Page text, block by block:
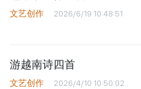
文艺创作 2026/6/19 10:48:51
游越南诗四首
文艺创作 2026/4/10 10:50:02